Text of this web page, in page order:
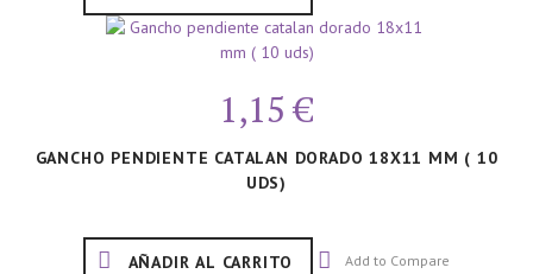
1,15 €
GANCHO PENDIENTE CATALAN DORADO 18X11 MM ( 10
UDS)
AÑADIR AL CARRITO Add to Compare